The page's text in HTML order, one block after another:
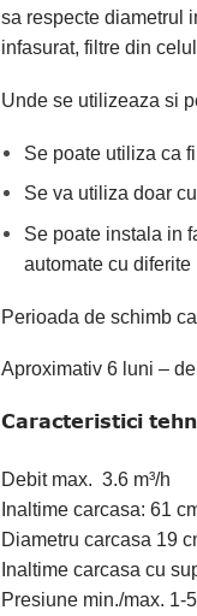
sa respecte diametrul
infasurat, filtre din
Unde se utilizeaza si
Se poate utiliza ca
Se va utiliza doar
Se poate instala in
automate cu diferite
Perioada de schimb
Aproximativ 6 luni –
Caracteristici
Debit max. 3.6 m³/h
Inaltime carcasa: 61
Diametru carcasa 19
Inaltime carcasa cu
Presiune min./max. 1-